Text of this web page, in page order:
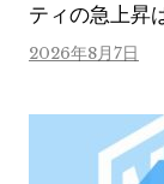
ティの急上昇
2026年8月7日